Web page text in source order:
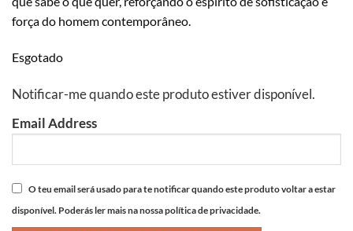
força do homem contemporâneo.
Esgotado
Notificar-me quando este produto estiver disponível.
Email Address
O teu email será usado para te notificar quando este produto voltar a estar
disponível. Poderás ler mais na nossa política de privacidade.